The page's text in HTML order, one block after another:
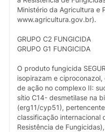
Ministério da Agricultura e
www.agricultura.gov.br).
GRUPO C2 FUNGICIDA
GRUPO G1 FUNGICIDA
O produto fungicida
isopirazam e
de ação no complexo II:
sítio C14- desmetilase na
(erg11/cyp51),
classificação internacional
Resistência de